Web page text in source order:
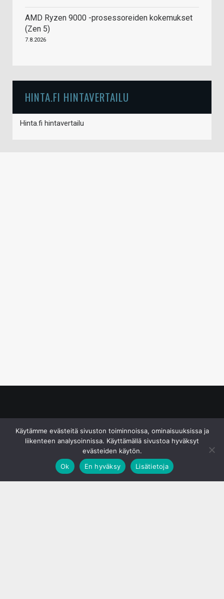
AMD Ryzen 9000 -prosessoreiden kokemukset
(Zen 5)
7.8.2026
HINTA.FI HINTAVERTAILU
Hinta.fi hintavertailu
Käytämme evästeitä sivuston toiminnoissa, ominaisuuksissa ja
liikenteen analysoinnissa. Käyttämällä sivustoa hyväksyt
evästeiden käytön.
Ok
En hyväksy Lisätietoja